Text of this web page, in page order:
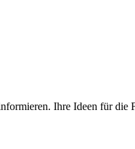
Ihre Ideen für